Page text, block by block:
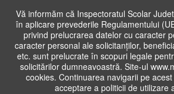
Vă informăm că Inspectoratul Scolar
în aplicare prevederile Regulamentului
privind prelucrarea datelor cu caracter
caracter personal ale solicitanților,
etc. sunt prelucrate în scopuri legale
solicitărilor dumneavoastră. Site-ul
cookies. Continuarea navigarii pe
acceptare a politicii de utilizare
Cauta
in
siteAcasa Cadre Didactice